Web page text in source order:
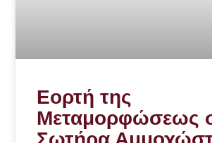
Εορτή της
Μεταμορφώσεως